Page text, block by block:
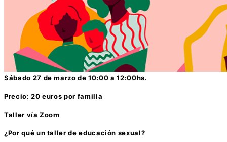
Sábado 27 de marzo de 10:00 a 12:00hs.
Precio: 20 euros por familia
Taller vía Zoom
¿Por qué un taller de educación sexual?